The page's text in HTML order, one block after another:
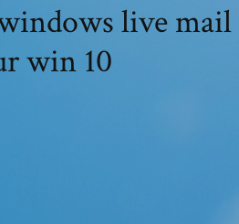
live mail
win 10